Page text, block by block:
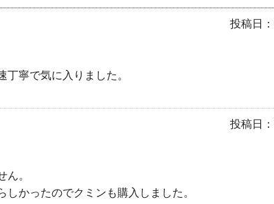
投稿日：
寧で気に入りました。
投稿日：
ん。
かったのでクミンも購入しました。